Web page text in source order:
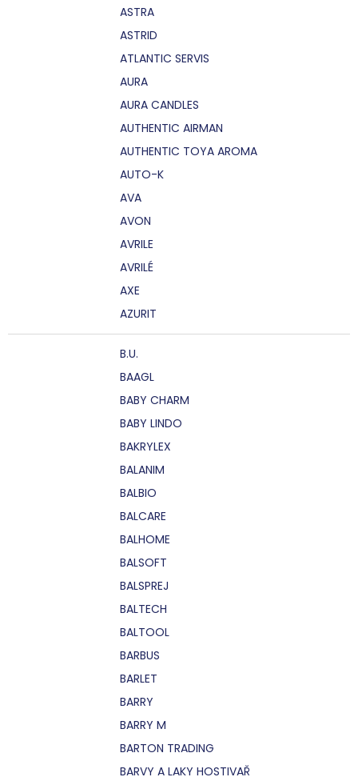
ASTRA
ASTRID
ATLANTIC SERVIS
AURA
AURA CANDLES
AUTHENTIC AIRMAN
AUTHENTIC TOYA AROMA
AUTO-K
AVA
AVON
AVRILE
AVRILÉ
AXE
AZURIT
B.U.
BAAGL
BABY CHARM
BABY LINDO
BAKRYLEX
BALANIM
BALBIO
BALCARE
BALHOME
BALSOFT
BALSPREJ
BALTECH
BALTOOL
BARBUS
BARLET
BARRY
BARRY M
BARTON TRADING
BARVY A LAKY HOSTIVAŘ